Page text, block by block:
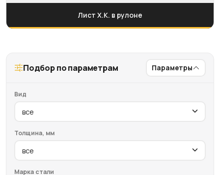
Лист Х.К. в рулоне
Подбор по параметрам Параметры
Вид
Толщина, мм
Марка стали